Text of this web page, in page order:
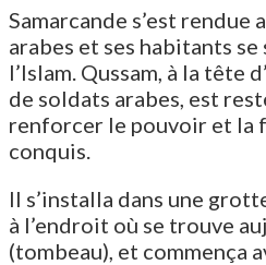
Samarcande s’est rendue
arabes et ses habitants
l’Islam. Qussam, à la tête
de soldats arabes, est
renforcer le pouvoir et la
conquis.
Il s’installa dans une
à l’endroit où se trouve
(tombeau), et commença